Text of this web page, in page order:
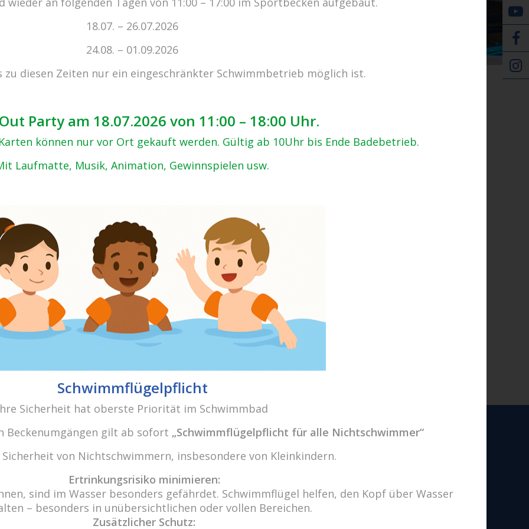
zu den E-Tickets
Wir freuen uns auf Sie!
Haben Sie Fragen? Wir kümmern uns drum!
18.07. – 26.07.2026
24.08. – 01.09.2026
zu diesen Zeiten nur ein eingeschränkter Schwimmbetrieb möglich ist.
Party am 18.07.2026 von 11:00 – 18:00 Uhr.
können nur vor Ort gekauft werden. Gültig ab 10Uhr bis Ende Badebetrieb.
Laufmatte, Musik, Animation, Gewinnspielen usw.
Schwimmflügelpflicht
Sicherheit hat oberste Priorität im Schwimmbad
Beckenumgängen gilt ab sofort „Schwimmflügelpflicht für alle Nichtschwimmer“
von Nichtschwimmern, insbesondere von Kleinkindern.
Ertrinkungsrisiko minimieren:
sind im Wasser besonders gefährdet. Schwimmflügel helfen, den Kopf über Wasser
– besonders in unübersichtlichen oder vollen Bereichen.
Zusätzlicher Schutz: